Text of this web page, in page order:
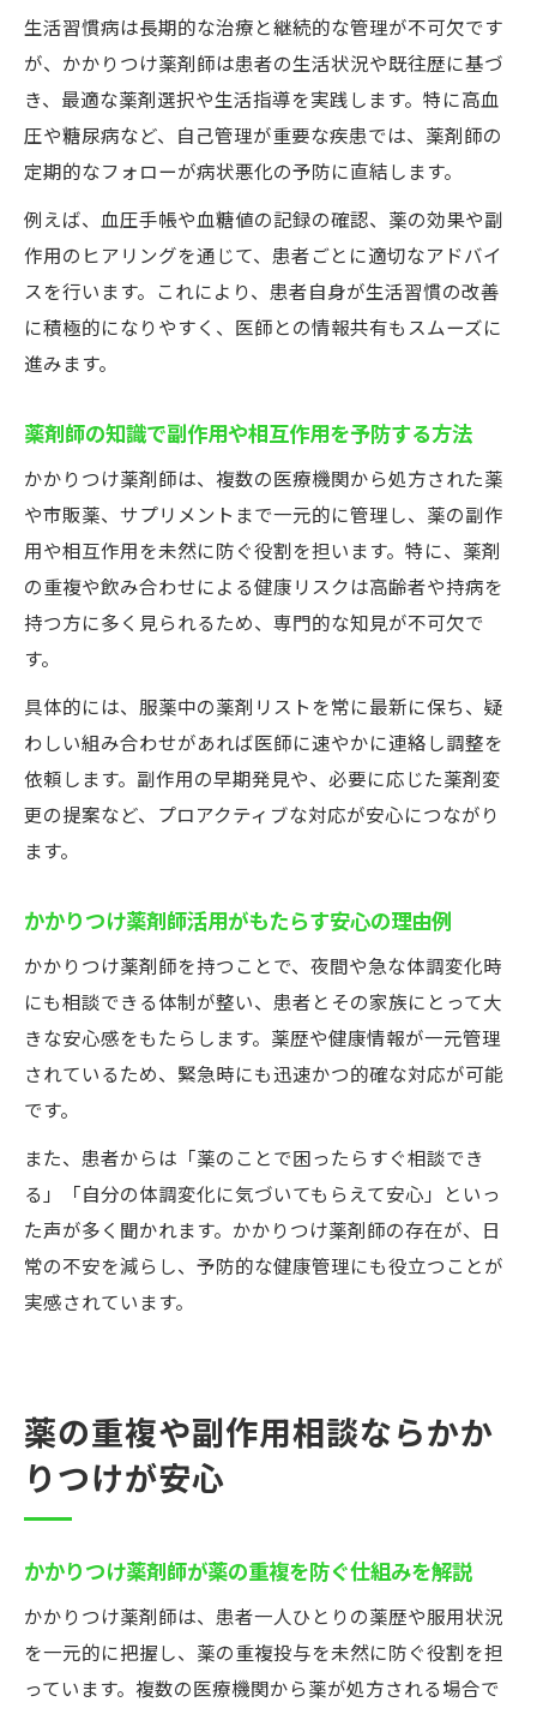
生活習慣病は長期的な治療と継続的な管理が不可欠です
が、かかりつけ薬剤師は患者の生活状況や既往歴に基づ
き、最適な薬剤選択や生活指導を実践します。特に高血
圧や糖尿病など、自己管理が重要な疾患では、薬剤師の
定期的なフォローが病状悪化の予防に直結します。
例えば、血圧手帳や血糖値の記録の確認、薬の効果や副
作用のヒアリングを通じて、患者ごとに適切なアドバイ
スを行います。これにより、患者自身が生活習慣の改善
に積極的になりやすく、医師との情報共有もスムーズに
進みます。
薬剤師の知識で副作用や相互作用を予防する方法
かかりつけ薬剤師は、複数の医療機関から処方された薬
や市販薬、サプリメントまで一元的に管理し、薬の副作
用や相互作用を未然に防ぐ役割を担います。特に、薬剤
の重複や飲み合わせによる健康リスクは高齢者や持病を
持つ方に多く見られるため、専門的な知見が不可欠で
す。
具体的には、服薬中の薬剤リストを常に最新に保ち、疑
わしい組み合わせがあれば医師に速やかに連絡し調整を
依頼します。副作用の早期発見や、必要に応じた薬剤変
更の提案など、プロアクティブな対応が安心につながり
ます。
かかりつけ薬剤師活用がもたらす安心の理由例
かかりつけ薬剤師を持つことで、夜間や急な体調変化時
にも相談できる体制が整い、患者とその家族にとって大
きな安心感をもたらします。薬歴や健康情報が一元管理
されているため、緊急時にも迅速かつ的確な対応が可能
です。
また、患者からは「薬のことで困ったらすぐ相談でき
る」「自分の体調変化に気づいてもらえて安心」といっ
た声が多く聞かれます。かかりつけ薬剤師の存在が、日
常の不安を減らし、予防的な健康管理にも役立つことが
実感されています。
薬の重複や副作用相談ならかか
りつけが安心
かかりつけ薬剤師が薬の重複を防ぐ仕組みを解説
かかりつけ薬剤師は、患者一人ひとりの薬歴や服用状況
を一元的に把握し、薬の重複投与を未然に防ぐ役割を担
っています。複数の医療機関から薬が処方される場合で